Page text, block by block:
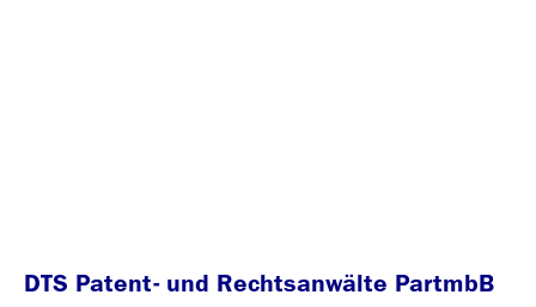
DTS Patent- und Rechtsanwälte PartmbB